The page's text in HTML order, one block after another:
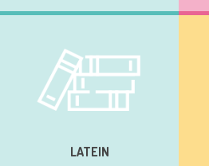
LATEIN